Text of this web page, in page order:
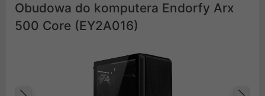
Obudowa do komputera Endorfy Arx
500 Core (EY2A016)